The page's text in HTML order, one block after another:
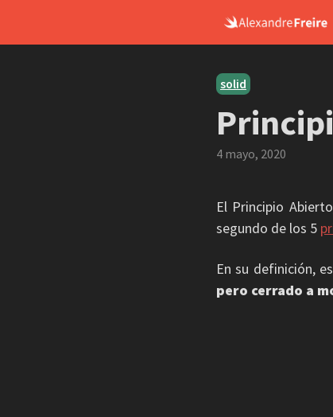
content
solid
4 mayo, 2020
El Principio
segundo de los 5
En su definición,
pero cerrado a